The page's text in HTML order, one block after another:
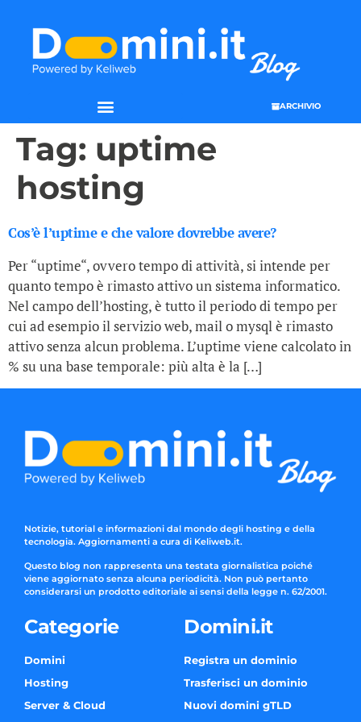
ARCHIVIO
Tag: uptime
hosting
Cos’è l’uptime e che valore dovrebbe avere?
Per “uptime“, ovvero tempo di attività, si intende per
quanto tempo è rimasto attivo un sistema informatico.
Nel campo dell’hosting, è tutto il periodo di tempo per
cui ad esempio il servizio web, mail o mysql è rimasto
attivo senza alcun problema. L’uptime viene calcolato in
% su una base temporale: più alta è la […]
Notizie, tutorial e informazioni dal mondo degli hosting e della
tecnologia. Aggiornamenti a cura di Keliweb.it.
Questo blog non rappresenta una testata giornalistica poiché
viene aggiornato senza alcuna periodicità. Non può pertanto
considerarsi un prodotto editoriale ai sensi della legge n. 62/2001.
Categorie
Domini
Hosting
Server & Cloud
Domini.it
Registra un dominio
Trasferisci un dominio
Nuovi domini gTLD